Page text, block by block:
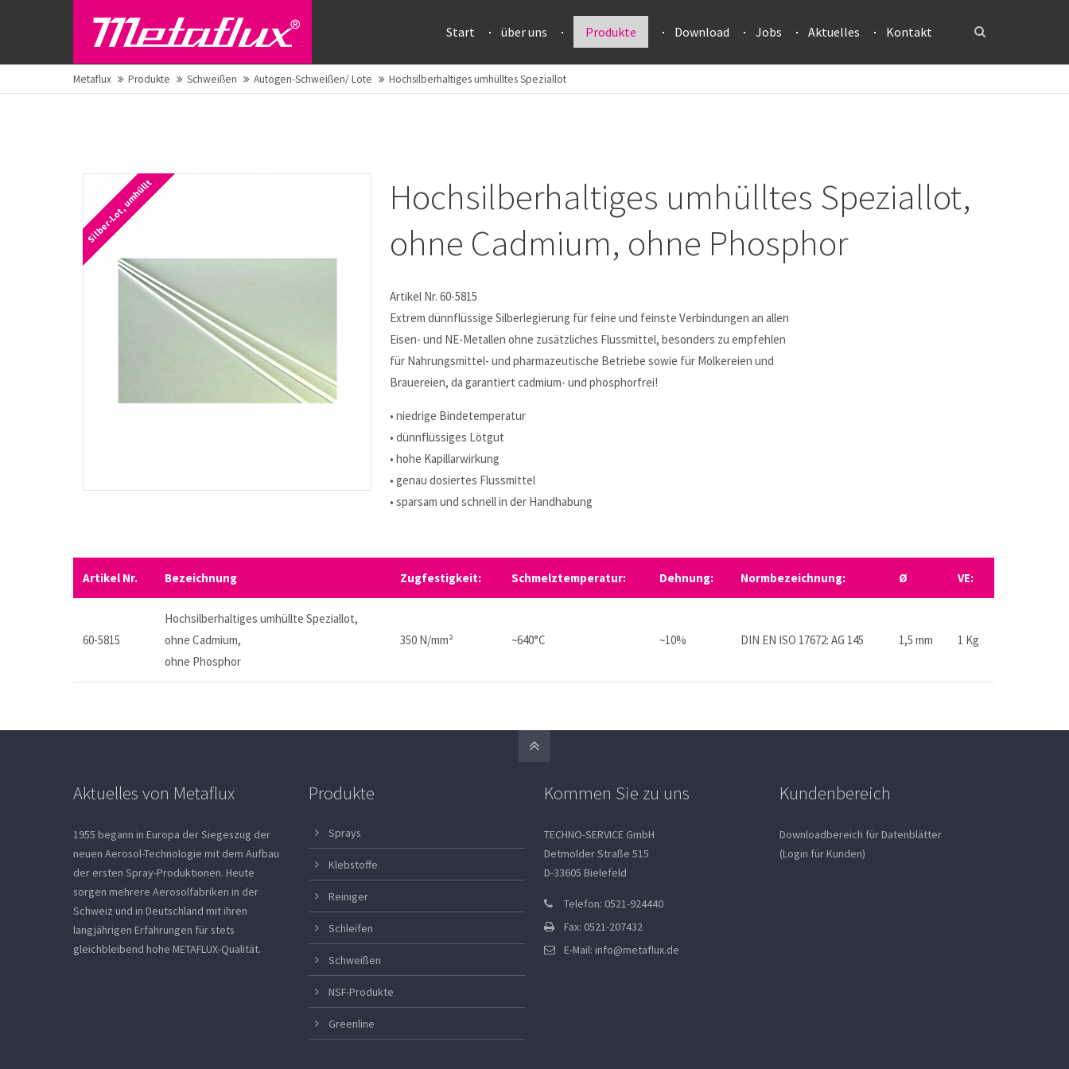
Start über uns Produkte Download Jobs Aktuelles Kontakt
Metaflux Produkte Schweißen Autogen-Schweißen/ Lote Hochsilberhaltiges umhülltes Speziallot
Silber-Lot, umhüllt
Hochsilberhaltiges umhülltes Speziallot,
ohne Cadmium, ohne Phosphor
Artikel Nr. 60-5815
Extrem dünnflüssige Silberlegierung für feine und feinste Verbindungen an allen
Eisen- und NE-Metallen ohne zusätzliches Flussmittel, besonders zu empfehlen
für Nahrungsmittel- und pharmazeutische Betriebe sowie für Molkereien und
Brauereien, da garantiert cadmium- und phosphorfrei!
• niedrige Bindetemperatur
• dünnflüssiges Lötgut
• hohe Kapillarwirkung
• genau dosiertes Flussmittel
• sparsam und schnell in der Handhabung
Artikel Nr. Bezeichnung Zugfestigkeit: Schmelztemperatur: Dehnung: Normbezeichnung: Ø VE:
60-5815
Hochsilberhaltiges umhüllte Speziallot,
ohne Cadmium,
ohne Phosphor
350 N/mm² ~640°C ~10% DIN EN ISO 17672: AG 145 1,5 mm 1 Kg
Aktuelles von Metaflux
1955 begann in Europa der Siegeszug der
neuen Aerosol-Technologie mit dem Aufbau
der ersten Spray-Produktionen. Heute
sorgen mehrere Aerosolfabriken in der
Schweiz und in Deutschland mit ihren
langjährigen Erfahrungen für stets
gleichbleibend hohe METAFLUX-Qualität.
Produkte
Sprays
Klebstoffe
Reiniger
Schleifen
Schweißen
NSF-Produkte
Greenline
Kommen Sie zu uns
TECHNO-SERVICE GmbH
Detmolder Straße 515
D-33605 Bielefeld
Telefon: 0521-924440
Fax: 0521-207432
E-Mail:info@metaflux.de
Kundenbereich
Downloadbereich für Datenblätter
(Login für Kunden)